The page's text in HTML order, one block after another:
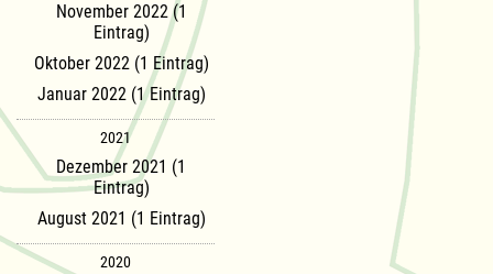
November 2022 (1
Eintrag)
Oktober 2022 (1 Eintrag)
Januar 2022 (1 Eintrag)
2021
Dezember 2021 (1
Eintrag)
August 2021 (1 Eintrag)
2020